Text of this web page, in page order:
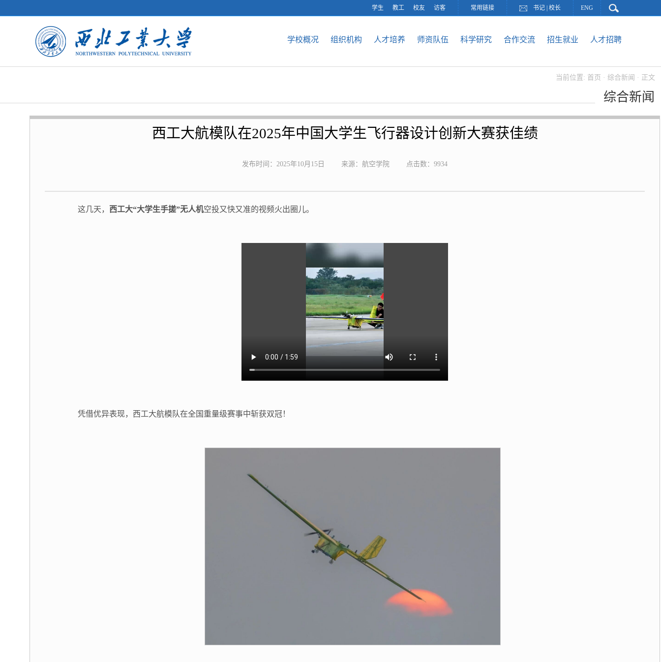
学生 教工 校友 访客 常用链接 书记 校长 ENG
学校概况 组织机构 人才培养 师资队伍 科学研究 合作交流 招生就业 人才招聘
当前位置: 首页 · 综合新闻 · 正文
综合新闻
西工大航模队在2025年中国大学生飞行器设计创新大赛获佳绩
发布时间：2025年10月15日 来源：航空学院 点击数： 9934
这几天， 西工大“大学生手搓”无人机空投又快又准的视频火出圈儿。
凭借优异表现，西工大航模队在全国重量级赛事中斩获双冠！